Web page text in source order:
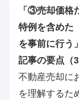
「③売却価格
特例を含めた
を事前に行う」
記事の要点（
不動産売却に
を理解するた